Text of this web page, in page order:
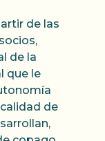
de las
de la
que le
de